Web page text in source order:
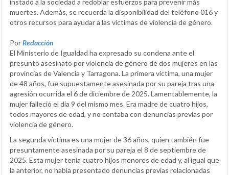
muertes. Además, se recuerda la disponibilidad del teléfono 016 y
otros recursos para ayudar a las víctimas de violencia de género.
PorRedacción
El Ministerio de Igualdad ha expresado su condena ante el
presunto asesinato por violencia de género de dos mujeres en las
provincias de Valencia y Tarragona. La primera víctima, una mujer
de 48 años, fue supuestamente asesinada por su pareja tras una
agresión ocurrida el 6 de diciembre de 2025. Lamentablemente, la
mujer falleció el día 9 del mismo mes. Era madre de cuatro hijos,
todos mayores de edad, y no contaba con denuncias previas por
violencia de género.
La segunda víctima es una mujer de 36 años, quien también fue
presuntamente asesinada por su pareja el 8 de septiembre de
2025. Esta mujer tenía cuatro hijos menores de edad y, al igual que
la anterior, no había presentado denuncias previas relacionadas